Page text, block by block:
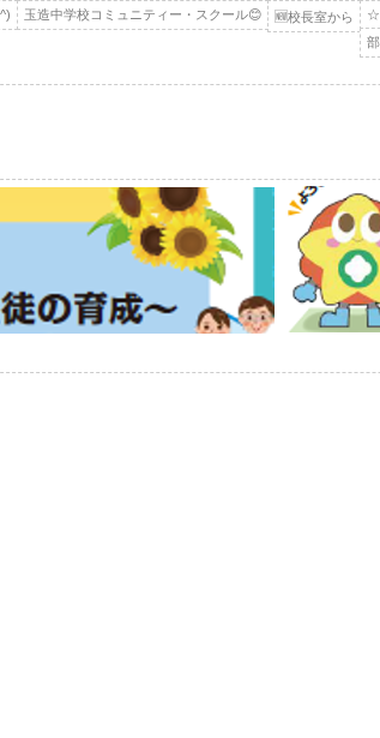
玉造中学校コミュニティー・スクール😊 🆕校長室から ☆